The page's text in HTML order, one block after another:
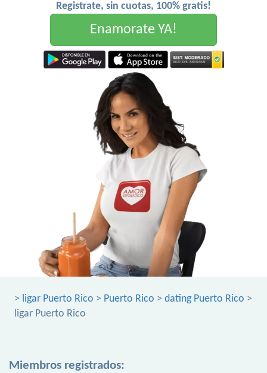
Registrate, sin cuotas, 100% gratis!
Enamorate YA!
> ligar Puerto Rico > Puerto Rico > dating Puerto Rico >
ligar Puerto Rico
Miembros registrados: